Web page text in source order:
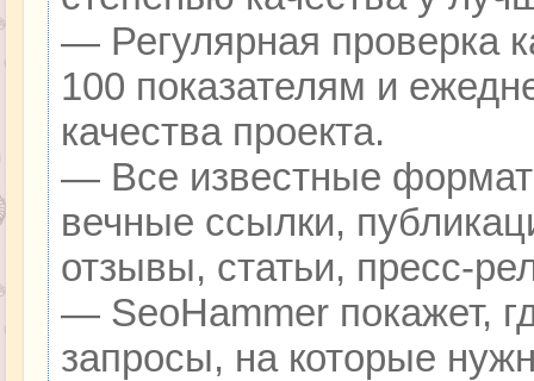
— Регулярная проверка
100 показателям и
качества проекта.
— Все известные
вечные ссылки,
отзывы, статьи, пресс-
— SeoHammer покажет,
запросы, на которые